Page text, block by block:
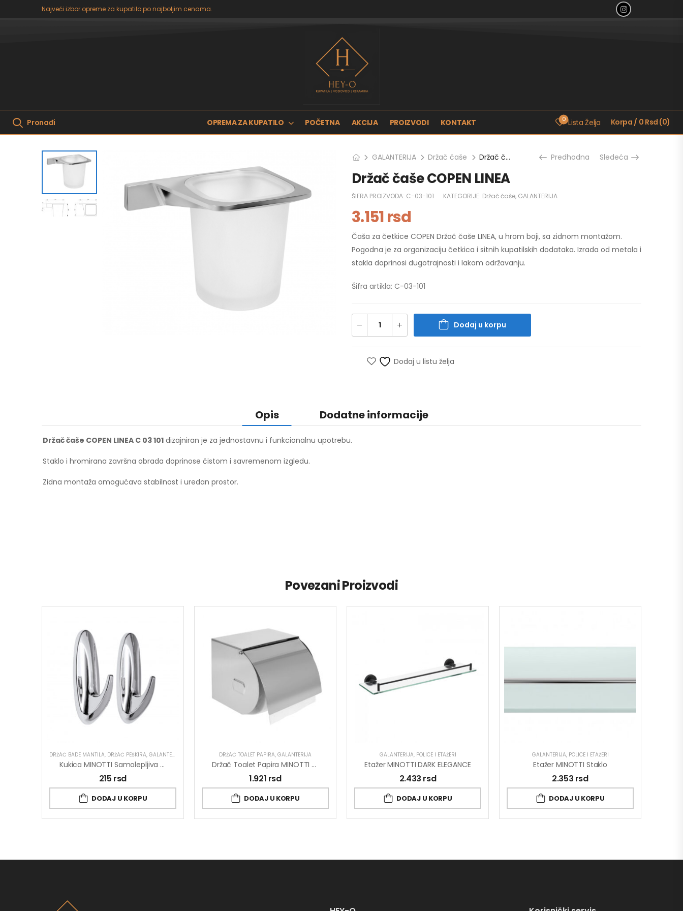
Najveći izbor opreme za kupatilo po najboljim cenama.
Pronađi OPREMA ZA KUPATILO POČETNA AKCIJA PROIZVODI KONTAKT 0 Lista Želja Korpa / 0 Rsd (0)
GALANTERIJA Držač čaše Držač čaše COPEN LINEA Predhodna Sledeća
Držač čaše COPEN LINEA
ŠIFRA PROIZVODA: C-03-101 KATEGORIJE: Držač čaše, GALANTERIJA
3.151rsd
Čaša za četkice COPEN Držač čaše LINEA, u hrom boji, sa zidnom montažom.
Pogodna je za organizaciju četkica i sitnih kupatilskih dodataka. Izrada od metala i
stakla doprinosi dugotrajnosti i lakom održavanju.
Šifra artikla: C-03-101
Dodaj u korpu
Dodaj u listu želja
Opis Dodatne informacije
Držač čaše COPEN LINEA C 03 101 dizajniran je za jednostavnu i funkcionalnu upotrebu.
Staklo i hromirana završna obrada doprinose čistom i savremenom izgledu.
Zidna montaža omogućava stabilnost i uredan prostor.
Povezani Proizvodi
DRŽAČ BADE MANTILA, DRŽAČ PEŠKIRA, GALANTERIJA
Kukica MINOTTI Samolepljiva 30×80 Ovalna Hrom ABS 1,5kg Nosivost
215 rsd
DODAJ U KORPU
DRŽAČ TOALET PAPIRA, GALANTERIJA
Držač Toalet Papira MINOTTI Sa Poklopcem Manji
1.921 rsd
DODAJ U KORPU
GALANTERIJA, POLICE I ETAŽERI
Etažer MINOTTI DARK ELEGANCE
2.433 rsd
DODAJ U KORPU
GALANTERIJA, POLICE I ETAŽERI
Etažer MINOTTI Staklo
2.353 rsd
DODAJ U KORPU